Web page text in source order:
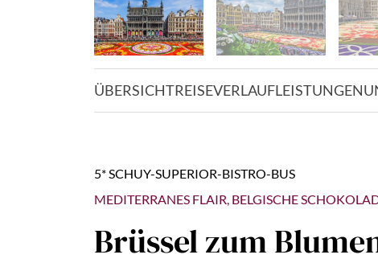
ÜBERSICHTREISEVERLAUFLEISTUNGEN
5* SCHUY-SUPERIOR-BISTRO-BUS
MEDITERRANES FLAIR, BELGISCHE
Brüssel zum